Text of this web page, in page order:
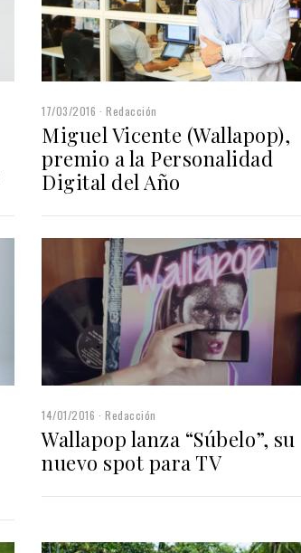
17/03/2016 Redacción
Miguel Vicente (Wallapop),
premio a la Personalidad
Digital del Año
14/01/2016 Redacción
Wallapop lanza “Súbelo”, su
nuevo spot para TV